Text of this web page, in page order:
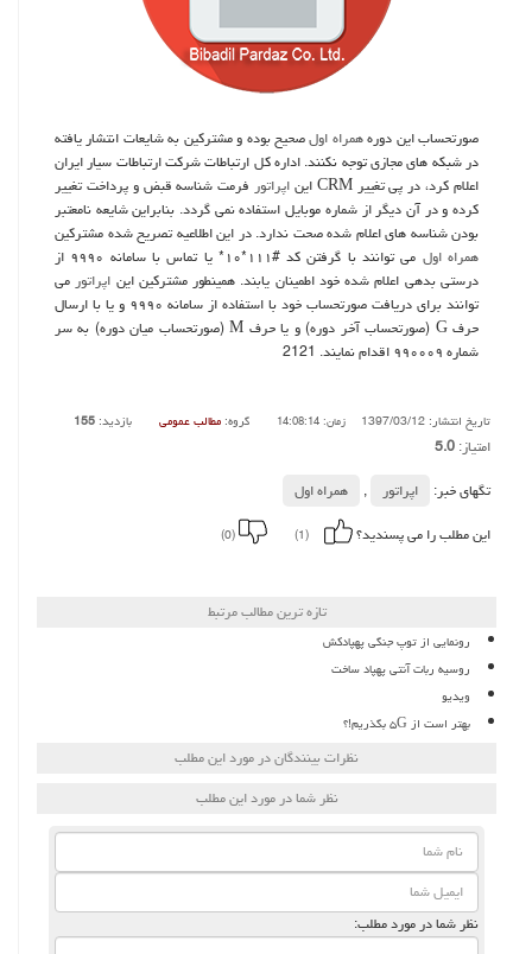
صورتحساب این دورههمراه اولصحیح بوده و مشتركین به شایعات انتشار یافته
در شبكه های مجازی توجه نكنند. اداره كل ارتباطات شركت ارتباطات سیار ایران
اعلام كرد، در پی تغییر CRM این
اپراتورفرمت شناسه قبض و پرداخت تغییر
كرده و در آن دیگر از شماره موبایل استفاده نمی گردد. بنابراین شایعه نامعتبر
بودن شناسه های اعلام شده صحت ندارد. در این اطلاعیه تصریح شده مشتركین
همراه اول
می توانند با گرفتن كد #۱۱۱*۱۰* یا تماس با سامانه ۹۹۹۰ از
درستی بدهی اعلام شده خود اطمینان یابند. همینطور مشتركین این اپراتورمی
توانند برای دریافت صورتحساب خود با استفاده از سامانه ۹۹۹۰ و یا با ارسال
حرف G (صورتحساب آخر دوره) و یا حرف M (صورتحساب میان دوره) به سر
شماره ۹۹۰۰۰۹ اقدام نمایند. 2121
تاریخ انتشار: 1397/03/12 زمان: 14:08:14 گروه: مطالب عمومی بازدید: 155
امتیاز:5.0
تگهای خبر:
اپراتور ,
همراه اول
این مطلب را می پسندید؟
(1)
(0)
تازه ترین مطالب مرتبط
رونمایی از توپ جنگی پهپادکش
روسیه ربات آنتی پهپاد ساخت
ویدیو
بهتر است از ۵G بگذریم!؟
نظرات بینندگان در مورد این مطلب
نظر شما در مورد این مطلب
نظر شما در مورد مطلب: